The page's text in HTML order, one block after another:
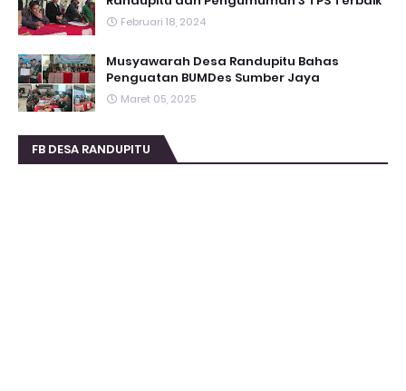
Februari 18, 2024
Musyawarah Desa Randupitu Bahas
Penguatan BUMDes Sumber Jaya
Maret 05, 2025
FB DESA RANDUPITU